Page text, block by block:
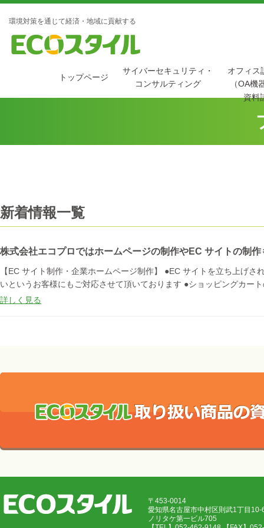
環境対策を通じて経済・地域に貢献する
トップページ
サイバーセキュリティ・
コンサルティング
オフィス
（OA機
資料
新着情報一覧
株式会社エコプロではホームページの制作やEC サイトの制
【EC サイト制作・企業ホームページ制作】 ●EC サイトを立ち上げ
いというお客様にもご対応させて頂いております ●ショッピングカー
詳しく見る
〒453-0014
愛知県名古屋市中村区則武1丁目
ノリタケ第一ビル705